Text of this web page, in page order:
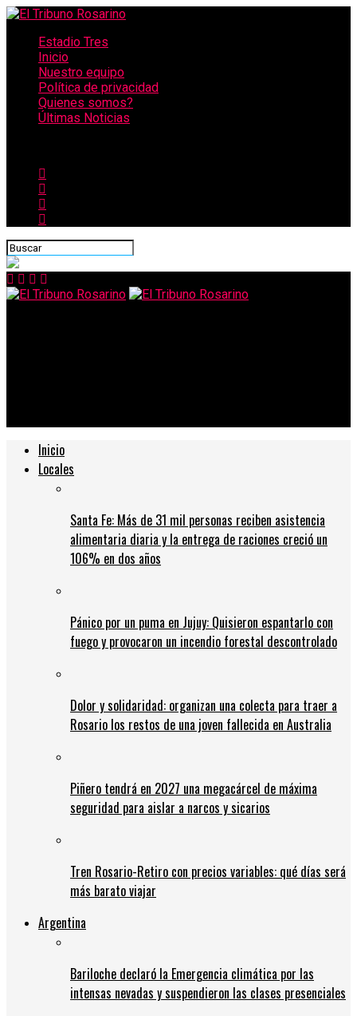
Estadio Tres
Inicio
Nuestro equipo
Política de privacidad
Quienes somos?
Últimas Noticias
Inicio
Locales
Santa Fe: Más de 31 mil personas reciben asistencia
alimentaria diaria y la entrega de raciones creció un
106% en dos años
Pánico por un puma en Jujuy: Quisieron espantarlo con
fuego y provocaron un incendio forestal descontrolado
Dolor y solidaridad: organizan una colecta para traer a
Rosario los restos de una joven fallecida en Australia
Piñero tendrá en 2027 una megacárcel de máxima
seguridad para aislar a narcos y sicarios
Tren Rosario-Retiro con precios variables: qué días será
más barato viajar
Argentina
Bariloche declaró la Emergencia climática por las
intensas nevadas y suspendieron las clases presenciales